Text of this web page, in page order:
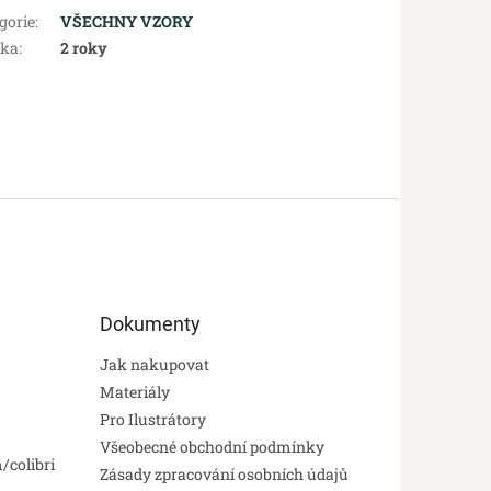
:
VŠECHNY VZORY
: 2 roky
colibri
Dokumenty
Jak nakupovat
Materiály
Pro Ilustrátory
Všeobecné obchodní podmínky
Zásady zpracování osobních údajů